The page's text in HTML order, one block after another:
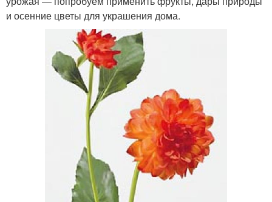
и осенние цветы для украшения дома.